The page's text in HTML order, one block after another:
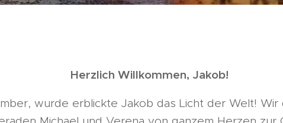
Herzlich Willkommen, Jakob!
wurde erblickte Jakob das Licht der Welt!